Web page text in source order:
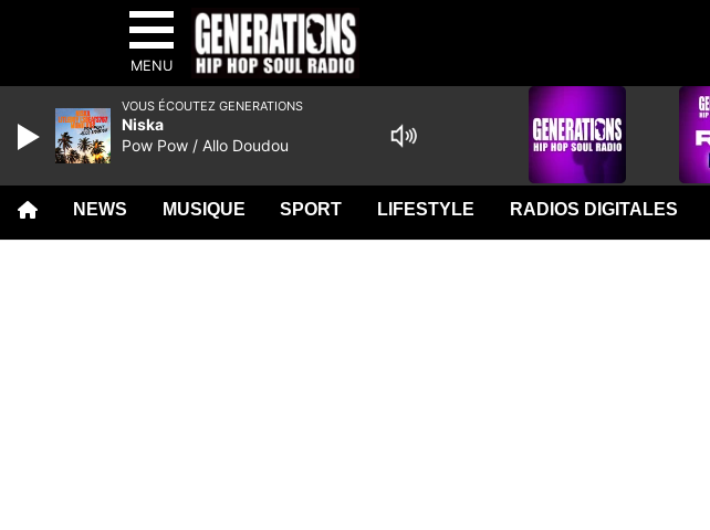
MENU
NEWS MUSIQUE SPORT LIFESTYLE RADIOS DIGITALES
VOUS ÉCOUTEZ GENERATIONS
Niska
Pow Pow / Allo Doudou